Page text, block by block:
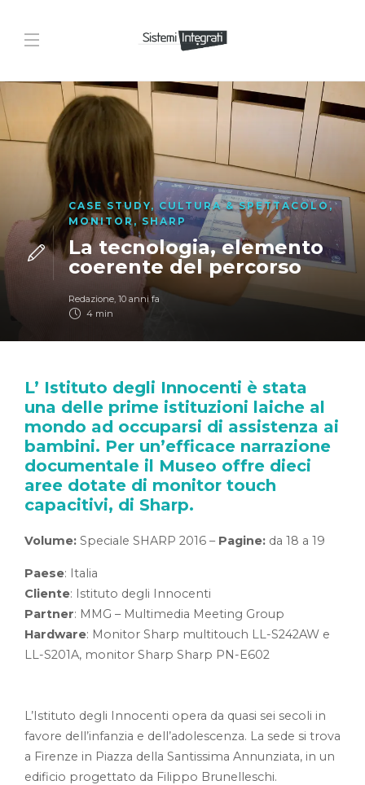
CASE STUDY, CULTURA & SPETTACOLO,
MONITOR,SHARP
La tecnologia, elemento
coerente del percorso
Redazione, 10 anni fa
4 min
L’ Istituto degli Innocenti è stata
una delle prime istituzioni laiche al
mondo ad occuparsi di assistenza ai
bambini. Per un’efficace narrazione
documentale il Museo offre dieci
aree dotate di monitor touch
capacitivi, di Sharp.
Volume: Speciale SHARP 2016 – Pagine: da 18 a 19
Paese: Italia
Cliente: Istituto degli Innocenti
Partner: MMG – Multimedia Meeting Group
Hardware: Monitor Sharp multitouch LL-S242AW e
LL-S201A, monitor Sharp Sharp PN-E602
L’Istituto degli Innocenti opera da quasi sei secoli in
favore dell’infanzia e dell’adolescenza. La sede si trova
a Firenze in Piazza della Santissima Annunziata, in un
edificio progettato da Filippo Brunelleschi.